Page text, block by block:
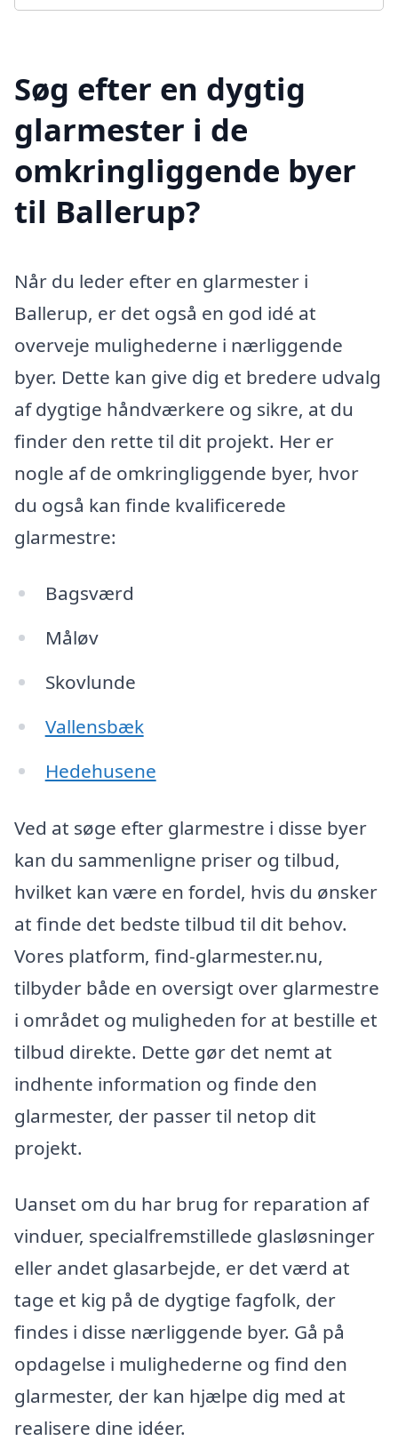
Søg efter en dygtig
glarmester i de
omkringliggende byer
til Ballerup?
Når du leder efter en glarmester i
Ballerup, er det også en god idé at
overveje mulighederne i nærliggende
byer. Dette kan give dig et bredere udvalg
af dygtige håndværkere og sikre, at du
finder den rette til dit projekt. Her er
nogle af de omkringliggende byer, hvor
du også kan finde kvalificerede
glarmestre:
Bagsværd
Måløv
Skovlunde
Vallensbæk
Hedehusene
Ved at søge efter glarmestre i disse byer
kan du sammenligne priser og tilbud,
hvilket kan være en fordel, hvis du ønsker
at finde det bedste tilbud til dit behov.
Vores platform, find-glarmester.nu,
tilbyder både en oversigt over glarmestre
i området og muligheden for at bestille et
tilbud direkte. Dette gør det nemt at
indhente information og finde den
glarmester, der passer til netop dit
projekt.
Uanset om du har brug for reparation af
vinduer, specialfremstillede glasløsninger
eller andet glasarbejde, er det værd at
tage et kig på de dygtige fagfolk, der
findes i disse nærliggende byer. Gå på
opdagelse i mulighederne og find den
glarmester, der kan hjælpe dig med at
realisere dine idéer.